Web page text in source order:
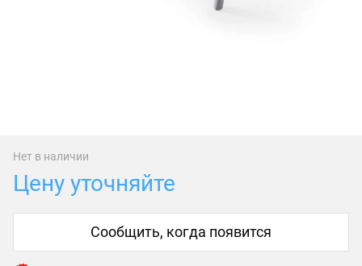
Нет в наличии
Цену уточняйте
Сообщить, когда появится